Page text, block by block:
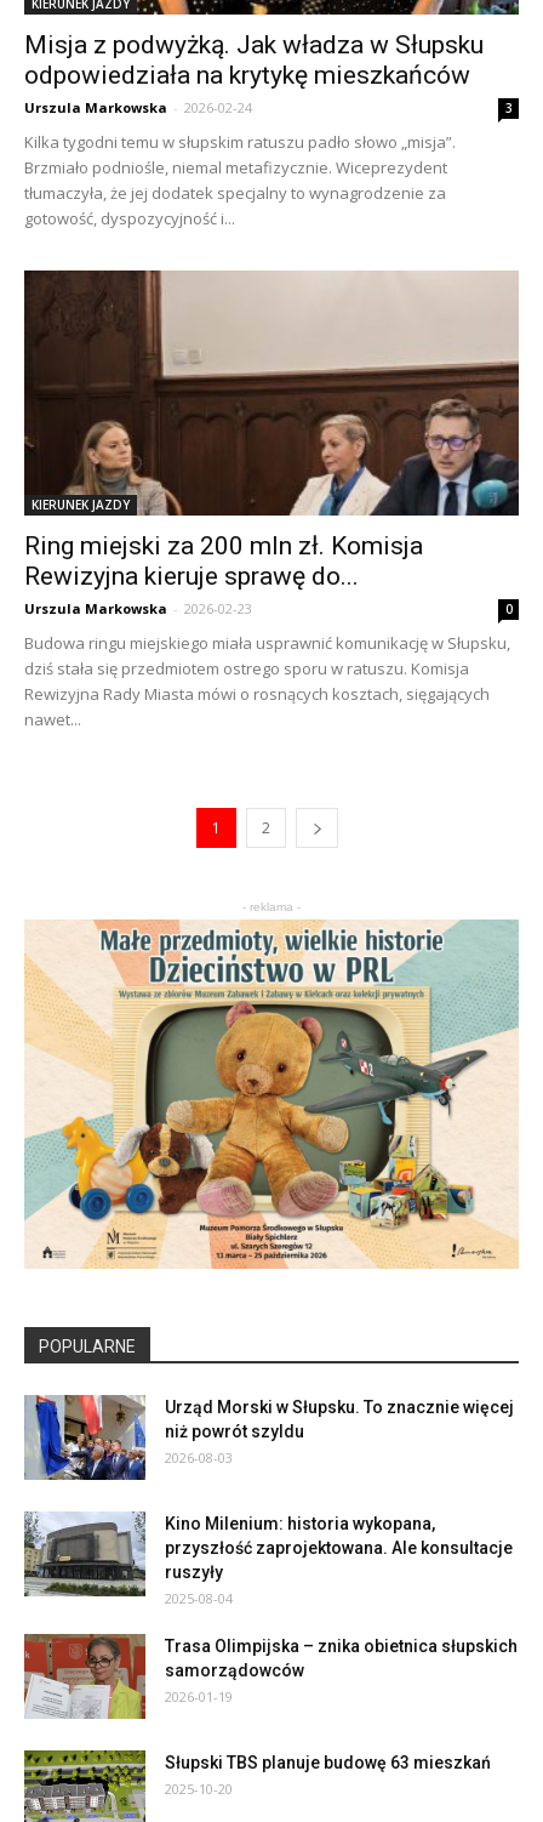
KIERUNEK JAZDY
Misja z podwyżką. Jak władza w Słupsku
odpowiedziała na krytykę mieszkańców
Urszula Markowska - 2026-02-24 3
Kilka tygodni temu w słupskim ratuszu padło słowo „misja”.
Brzmiało podniośle, niemal metafizycznie. Wiceprezydent
tłumaczyła, że jej dodatek specjalny to wynagrodzenie za
gotowość, dyspozycyjność i...
KIERUNEK JAZDY
Ring miejski za 200 mln zł. Komisja
Rewizyjna kieruje sprawę do...
Urszula Markowska - 2026-02-23 0
Budowa ringu miejskiego miała usprawnić komunikację w Słupsku,
dziś stała się przedmiotem ostrego sporu w ratuszu. Komisja
Rewizyjna Rady Miasta mówi o rosnących kosztach, sięgających
nawet...
1 2
- reklama -
POPULARNE
Urząd Morski w Słupsku. To znacznie więcej
niż powrót szyldu
2026-08-03
Kino Milenium: historia wykopana,
przyszłość zaprojektowana. Ale konsultacje
ruszyły
2025-08-04
Trasa Olimpijska – znika obietnica słupskich
samorządowców
2026-01-19
Słupski TBS planuje budowę 63 mieszkań
2025-10-20